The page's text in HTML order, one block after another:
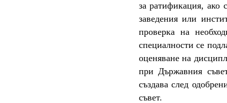
за ратификация, ако
заведения или
проверка на
специалности се
оценяване на
при Държавния
създава след
съвет.